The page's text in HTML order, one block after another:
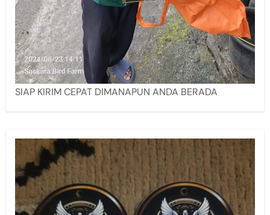
SIAP KIRIM CEPAT DIMANAPUN ANDA BERADA